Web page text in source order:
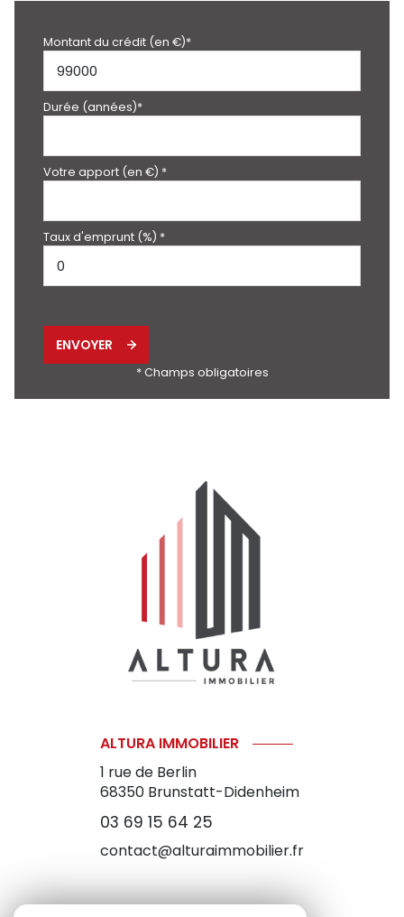
Montant du crédit (en €)*
Durée (années)*
Votre apport (en €) *
Taux d'emprunt (%) *
ENVOYER
* Champs obligatoires
ALTURA IMMOBILIER
1 rue de Berlin
68350 Brunstatt-Didenheim
03 69 15 64 25
contact@alturaimmobilier.fr